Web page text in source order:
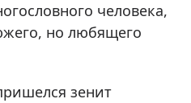
человека,
но любящего
зенит